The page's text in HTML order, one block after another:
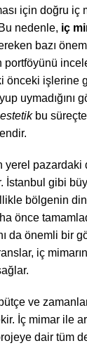
için doğru iç
nedenle, iç
bazı
portföyünü
önceki işlerine
uymadığını
bu
yerel
İstanbul gibi
bölgenin
önce
da önemli bir
iç
ve
İç mimar ile
dair tüm